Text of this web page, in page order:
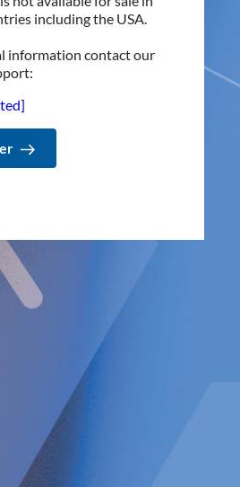
including the USA.
information contact our
vd Dr. Peter Forsell säger, "Vi är
någonsin i Italien.Detta
täcker hela kostnaden för 30
framförallt är det en viktig
för bredare
regionalt i Italien och skapar en
till fler länder i EU.
att behandlingen med
i offentliga
anbuds- eller
i Italien och andra
snar framtid. Vi gratulerar Dr.
personal i Turin, Italien, för deras
för att uppnå denna viktiga
vänligen kontakta:
Affairs Officer
335 09 49
Nasdaq First North Premier